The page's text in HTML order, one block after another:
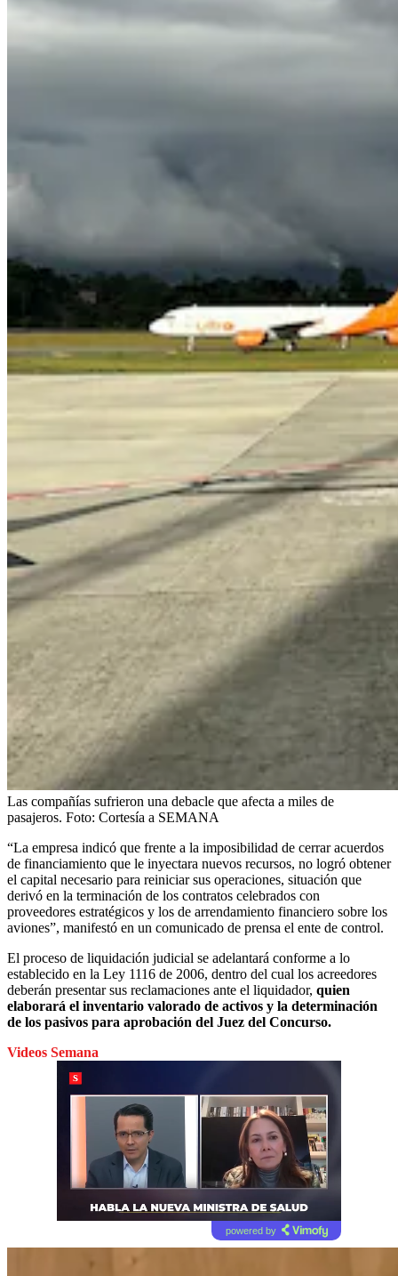
Las compañías sufrieron una debacle que afecta a miles de
pasajeros. Foto: Cortesía a SEMANA
“La empresa indicó que frente a la imposibilidad de cerrar acuerdos
de financiamiento que le inyectara nuevos recursos, no logró obtener
el capital necesario para reiniciar sus operaciones, situación que
derivó en la terminación de los contratos celebrados con
proveedores estratégicos y los de arrendamiento financiero sobre los
aviones”, manifestó en un comunicado de prensa el ente de control.
El proceso de liquidación judicial se adelantará conforme a lo
establecido en la Ley 1116 de 2006, dentro del cual los acreedores
deberán presentar sus reclamaciones ante el liquidador, quien
elaborará el inventario valorado de activos y la determinación
de los pasivos para aprobación del Juez del Concurso.
Videos Semana
powered by